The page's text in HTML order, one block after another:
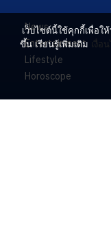
News
Entertainment
Lifestyle
Horoscope
เว็บไซต์นี้ใช้คุกกี้เพื่อใ
ขึ้น เรียนรู้เพิ่มเติม เงื่อ